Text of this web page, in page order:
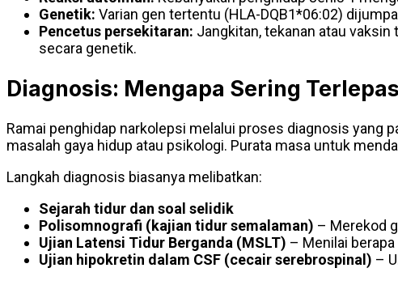
Genetik: Varian gen tertentu (HLA-DQB1*06:02)
Pencetus persekitaran: Jangkitan, tekanan atau
secara genetik.
Diagnosis: Mengapa Sering
Ramai penghidap narkolepsi melalui proses diagnosis yang
masalah gaya hidup atau psikologi. Purata masa untuk
Langkah diagnosis biasanya melibatkan:
Sejarah tidur dan soal selidik
Polisomnografi (kajian tidur semalaman) – Merekod
Ujian Latensi Tidur Berganda (MSLT) – Menilai
Ujian hipokretin dalam CSF (cecair serebrospinal) –